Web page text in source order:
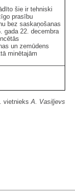
šie ir tehniski
prasību
bez saskaņošanas
gada 22. decembra
un zemūdens
minētajām
vietnieks A. Vasiļjevs